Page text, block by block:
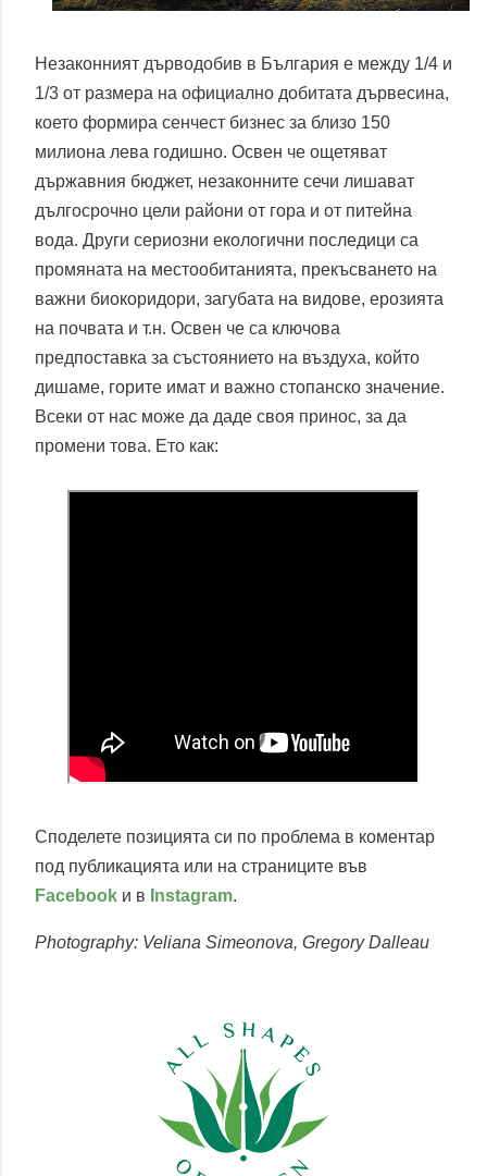
Незаконният дърводобив в България е между 1/4 и
1/3 от размера на официално добитата дървесина,
което формира сенчест бизнес за близо 150
милиона лева годишно. Освен че ощетяват
държавния бюджет, незаконните сечи лишават
дългосрочно цели райони от гора и от питейна
вода. Други сериозни екологични последици са
промяната на местообитанията, прекъсването на
важни биокоридори, загубата на видове, ерозията
на почвата и т.н. Освен че са ключова
предпоставка за състоянието на въздуха, който
дишаме, горите имат и важно стопанско значение.
Всеки от нас може да даде своя принос, за да
промени това. Ето как:
Споделете позицията си по проблема в коментар
под публикацията или на страниците във
Facebook и в Instagram.
Photography: Veliana Simeonova, Gregory Dalleau